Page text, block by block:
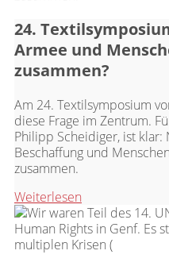
24.
Armee und
zusammen?
Am 24. Textilsymposium
diese Frage im Zentrum.
Philipp Scheidiger, ist
Beschaffung und
zusammen.
Weiterlesen